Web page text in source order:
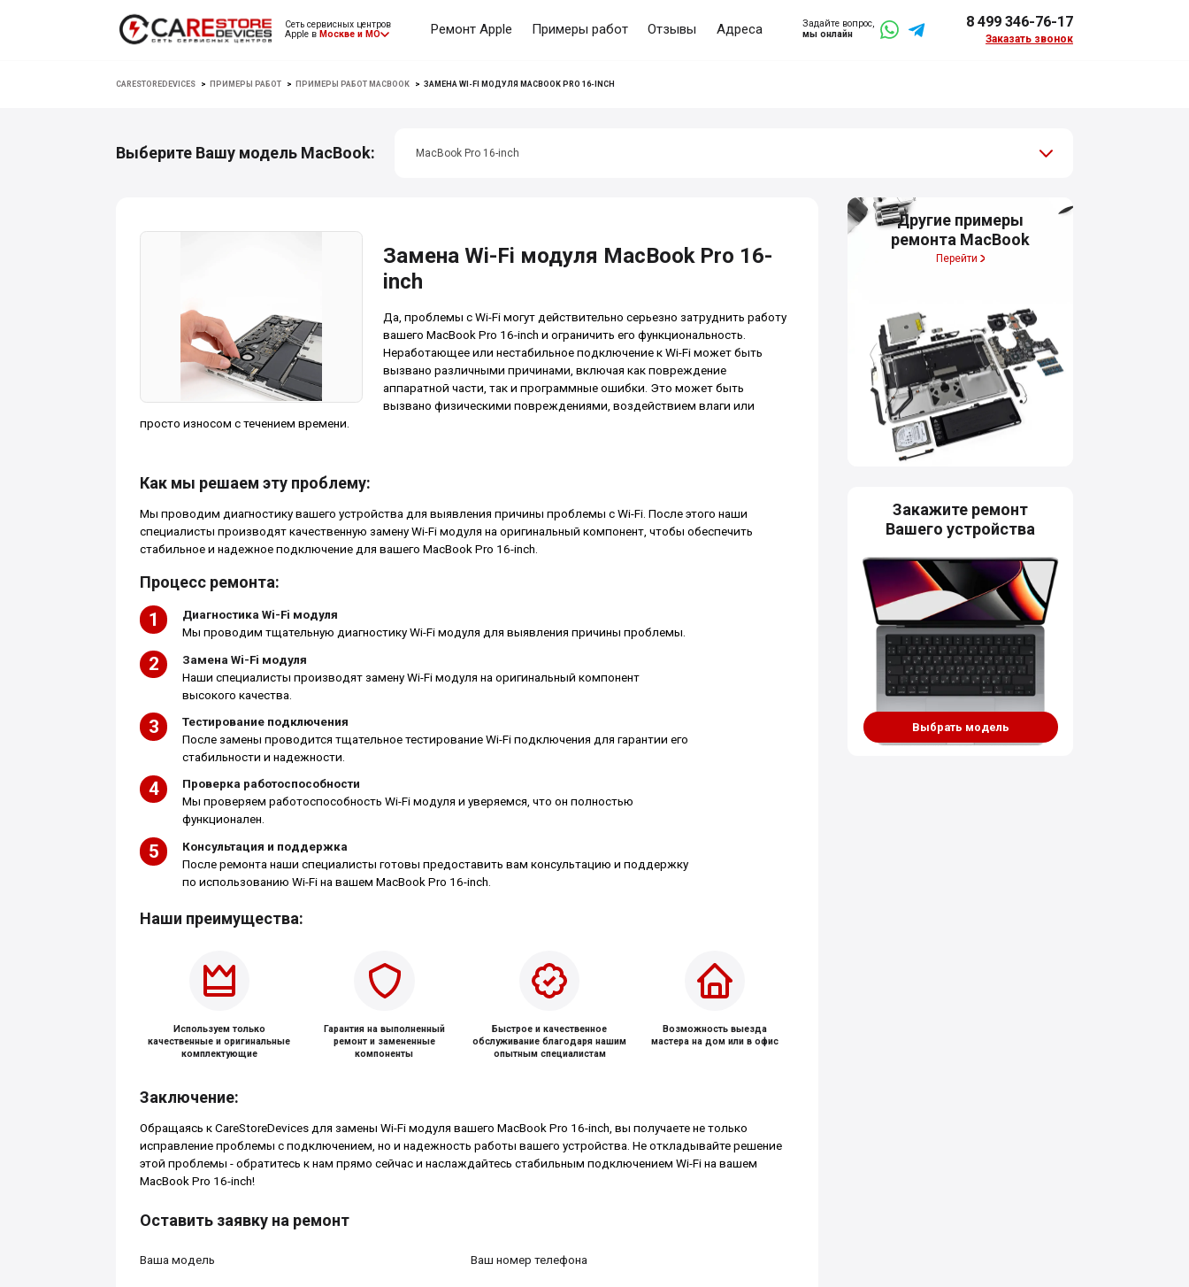
Сеть сервисных центров
Apple в Москве и МО Ремонт Apple Примеры работ Отзывы Адреса
Задайте вопрос,
мы онлайн
8 499 346-76-17
Заказать звонок
CARESTOREDEVICES > ПРИМЕРЫ РАБОТ > ПРИМЕРЫ РАБОТ MACBOOK >ЗАМЕНА WI-FI МОДУЛЯ MACBOOK PRO 16-INCH
Выберите Вашу модель MacBook: MacBook Pro 16-inch
Замена Wi-Fi модуля MacBook Pro 16-
inch
Да, проблемы с Wi-Fi могут действительно серьезно затруднить работу
вашего MacBook Pro 16-inch и ограничить его функциональность.
Неработающее или нестабильное подключение к Wi-Fi может быть
вызвано различными причинами, включая как повреждение
аппаратной части, так и программные ошибки. Это может быть
вызвано физическими повреждениями, воздействием влаги или
просто износом с течением времени.
Как мы решаем эту проблему:
Мы проводим диагностику вашего устройства для выявления причины проблемы с Wi-Fi. После этого наши
специалисты производят качественную замену Wi-Fi модуля на оригинальный компонент, чтобы обеспечить
стабильное и надежное подключение для вашего MacBook Pro 16-inch.
Процесс ремонта:
Диагностика Wi-Fi модуля
Мы проводим тщательную диагностику Wi-Fi модуля для выявления причины проблемы.
Замена Wi-Fi модуля
Наши специалисты производят замену Wi-Fi модуля на оригинальный компонент
высокого качества.
Тестирование подключения
После замены проводится тщательное тестирование Wi-Fi подключения для гарантии его
стабильности и надежности.
Проверка работоспособности
Мы проверяем работоспособность Wi-Fi модуля и уверяемся, что он полностью
функционален.
Консультация и поддержка
После ремонта наши специалисты готовы предоставить вам консультацию и поддержку
по использованию Wi-Fi на вашем MacBook Pro 16-inch.
Наши преимущества:
Используем только
качественные и оригинальные
комплектующие
Гарантия на выполненный
ремонт и замененные
компоненты
Быстрое и качественное
обслуживание благодаря нашим
опытным специалистам
Возможность выезда
мастера на дом или в офис
Заключение:
Обращаясь к CareStoreDevices для замены Wi-Fi модуля вашего MacBook Pro 16-inch, вы получаете не только
исправление проблемы с подключением, но и надежность работы вашего устройства. Не откладывайте решение
этой проблемы - обратитесь к нам прямо сейчас и наслаждайтесь стабильным подключением Wi-Fi на вашем
MacBook Pro 16-inch!
Оставить заявку на ремонт
Ваша модель Ваш номер телефона
Другие примеры
ремонта MacBook
Перейти
Закажите ремонт
Вашего устройства
Выбрать модель